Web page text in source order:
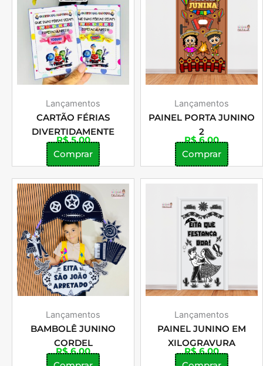
Lançamentos
CARTÃO FÉRIAS
DIVERTIDAMENTE
R$5,00
Comprar
Lançamentos
PAINEL PORTA JUNINO
2
R$6,00
Comprar
Lançamentos
BAMBOLÊ JUNINO
CORDEL
R$6,00
Lançamentos
PAINEL JUNINO EM
XILOGRAVURA
R$6,00